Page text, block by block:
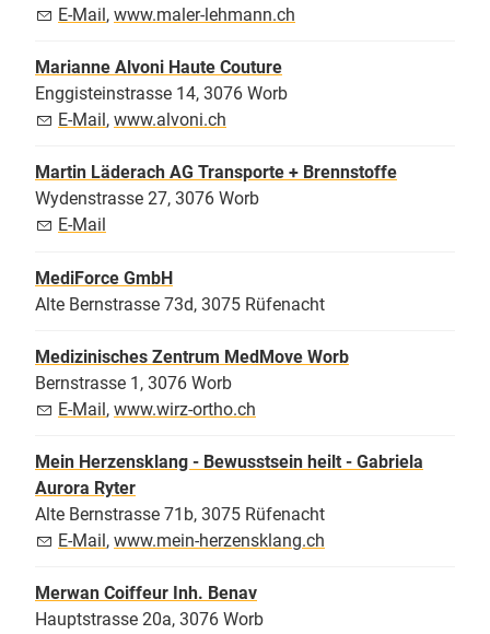
E-Mail, www.maler-lehmann.ch
Marianne Alvoni Haute Couture
Enggisteinstrasse 14, 3076 Worb
E-Mail , www.alvoni.ch
Martin Läderach AG Transporte + Brennstoffe
Wydenstrasse 27, 3076 Worb
E-Mail
MediForce GmbH
Alte Bernstrasse 73d, 3075 Rüfenacht
Medizinisches Zentrum MedMove Worb
Bernstrasse 1, 3076 Worb
E-Mail, www.wirz-ortho.ch
Mein Herzensklang - Bewusstsein heilt - Gabriela
Aurora Ryter
Alte Bernstrasse 71b, 3075 Rüfenacht
E-Mail, www.mein-herzensklang.ch
Merwan Coiffeur Inh. Benav
Hauptstrasse 20a, 3076 Worb